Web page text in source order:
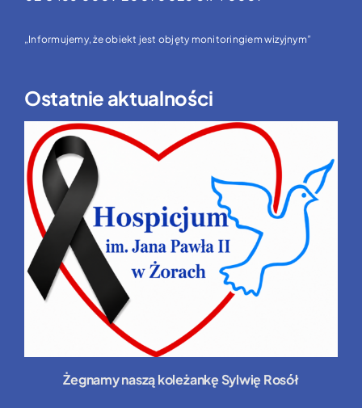
„Informujemy, że obiekt jest objęty monitoringiem wizyjnym”
Ostatnie aktualności
Żegnamy naszą koleżankę Sylwię Rosół